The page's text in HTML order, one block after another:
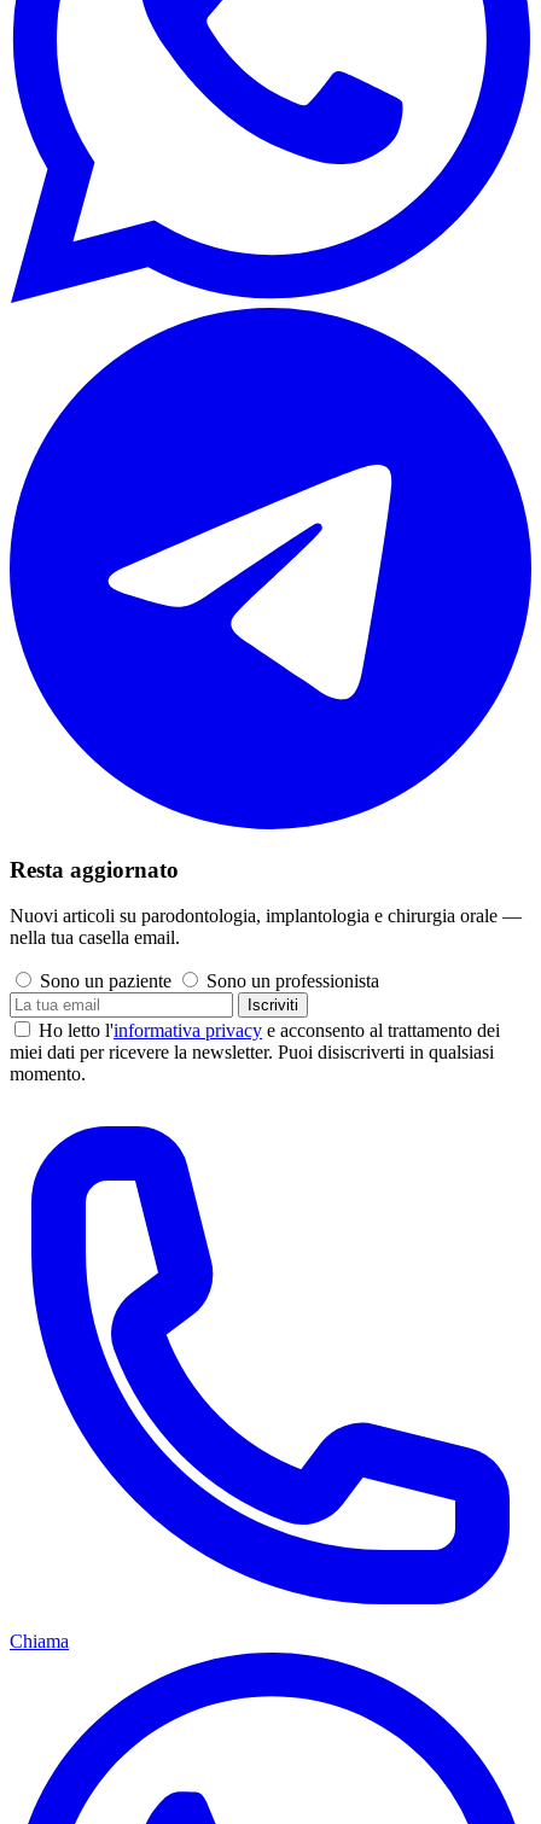
Resta aggiornato
Nuovi articoli su parodontologia, implantologia e chirurgia orale —
nella tua casella email.
Sono un paziente Sono un professionista
Iscriviti
Ho letto l'informativa privacy e acconsento al trattamento dei
miei dati per ricevere la newsletter. Puoi disiscriverti in qualsiasi
momento.
Chiama